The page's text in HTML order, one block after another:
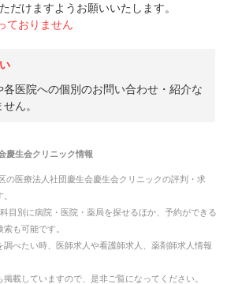
だけますようお願いいたします。
ておりません
医院への個別のお問い合わせ・紹介な
ん。
慶生会クリニック情報
の医療法人社団慶生会慶生会クリニックの評判・求
目別に病院・医院・薬局を探せるほか、予約ができる
も可能です。
べたい時、医師求人や看護師求人、薬剤師求人情報
載していますので、是非ご覧になってください。